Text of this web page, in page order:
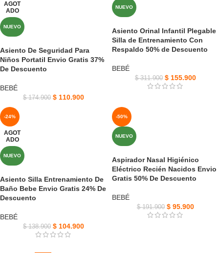
AGOT
ADO
NUEVO
Asiento De Seguridad Para
Niños Portatil Envio Gratis 37%
De Descuento
BEBÉ
$174.900 $ 110.900
NUEVO
Asiento Orinal Infantil Plegable
Silla de Entrenamiento Con
Respaldo 50% de Descuento
BEBÉ
$311.900 $ 155.900
-24%
AGOT
ADO
NUEVO
Asiento Silla Entrenamiento De
Baño Bebe Envio Gratis 24% De
Descuento
BEBÉ
$138.900 $ 104.900
-50%
NUEVO
Aspirador Nasal Higiénico
Eléctrico Recién Nacidos Envio
Gratis 50% De Descuento
BEBÉ
$191.900 $ 95.900